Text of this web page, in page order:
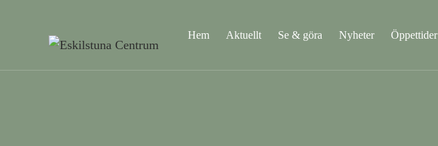
Hem Aktuellt Se & göra Nyheter Öppettider